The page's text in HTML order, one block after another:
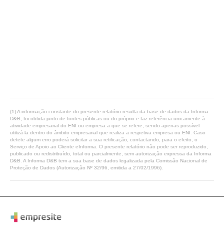
(1) A informação constante do presente relatório resulta da base de dados da Informa
D&B, foi obtida junto de fontes públicas ou do próprio e faz referência unicamente à
atividade empresarial do ENI ou empresa a que se refere, sendo apenas possível
utilizá-la dentro do âmbito empresarial que realiza a respetiva empresa ou ENI. Caso
detete algum erro poderá solicitar a sua retificação, contactando, para o efeito, o
Serviço de Apoio ao Cliente eInforma. O presente relatório não pode ser reproduzido,
publicado ou redistribuído, total ou parcialmente, sem autorização expressa da Informa
D&B. A Informa D&B tem a sua base de dados legalizada pela Comissão Nacional de
Proteção de Dados (Autorização Nº 32/96, emitida a 27/02/1996).